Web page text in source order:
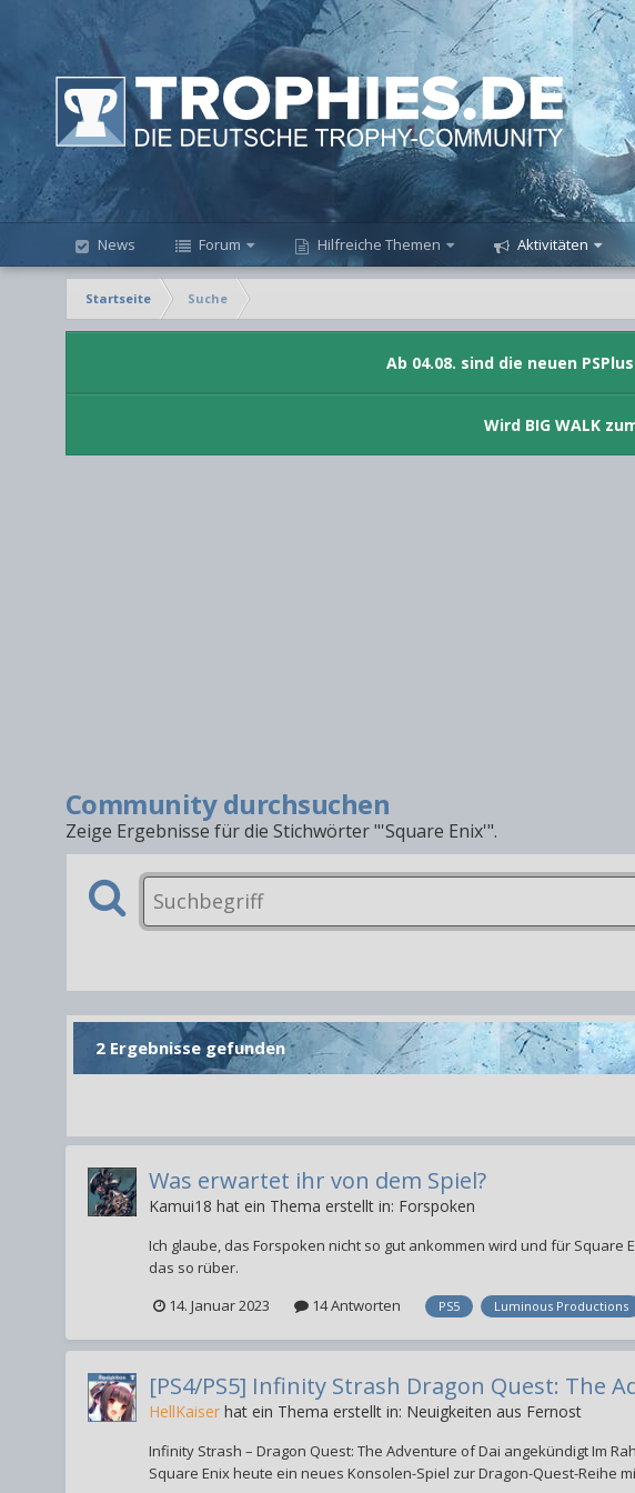
News Forum Hilfreiche Themen Aktivitäten
Startseite Suche
Ab 04.08. sind die neuen
Wird BIG WALK
Community durchsuchen
Zeige Ergebnisse für die Stichwörter "'Square Enix'".
2 Ergebnisse gefunden
Was erwartet ihr von dem Spiel?
Kamui18 hat ein Thema erstellt in: Forspoken
Ich glaube, das Forspoken nicht so gut ankommen wird und für
das so rüber.
14. Januar 2023
14 Antworten PS5 Luminous Productions
[PS4/PS5] Infinity Strash Dragon Quest: The
HellKaiserhat ein Thema erstellt in: Neuigkeiten aus Fernost
Infinity Strash – Dragon Quest: The Adventure of Dai angekündigt Im
Square Enix heute ein neues Konsolen-Spiel zur Dragon-Quest-Reihe